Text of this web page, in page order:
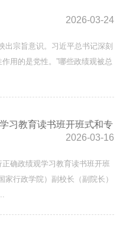
2026-03-24
出宗旨意识。习近平总书记深刻
用的是党性。”哪些政绩观被总
习教育读书班开班式和专
2026-03-16
确政绩观学习教育读书班开班
行政学院）副校长（副院长）